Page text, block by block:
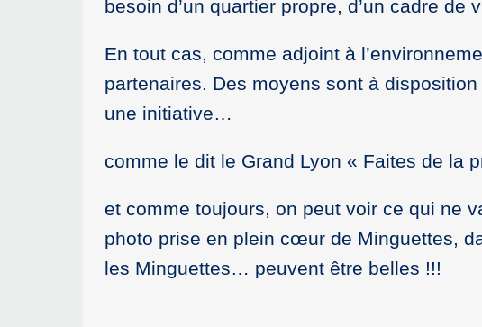
besoin d’un quartier propre, d’un cadre
En tout cas, comme adjoint à
partenaires. Des moyens sont à
une initiative…
comme le dit le Grand Lyon « Faites de la
et comme toujours, on peut voir ce qui ne
photo prise en plein cœur de Minguettes,
les Minguettes… peuvent être belles !!!